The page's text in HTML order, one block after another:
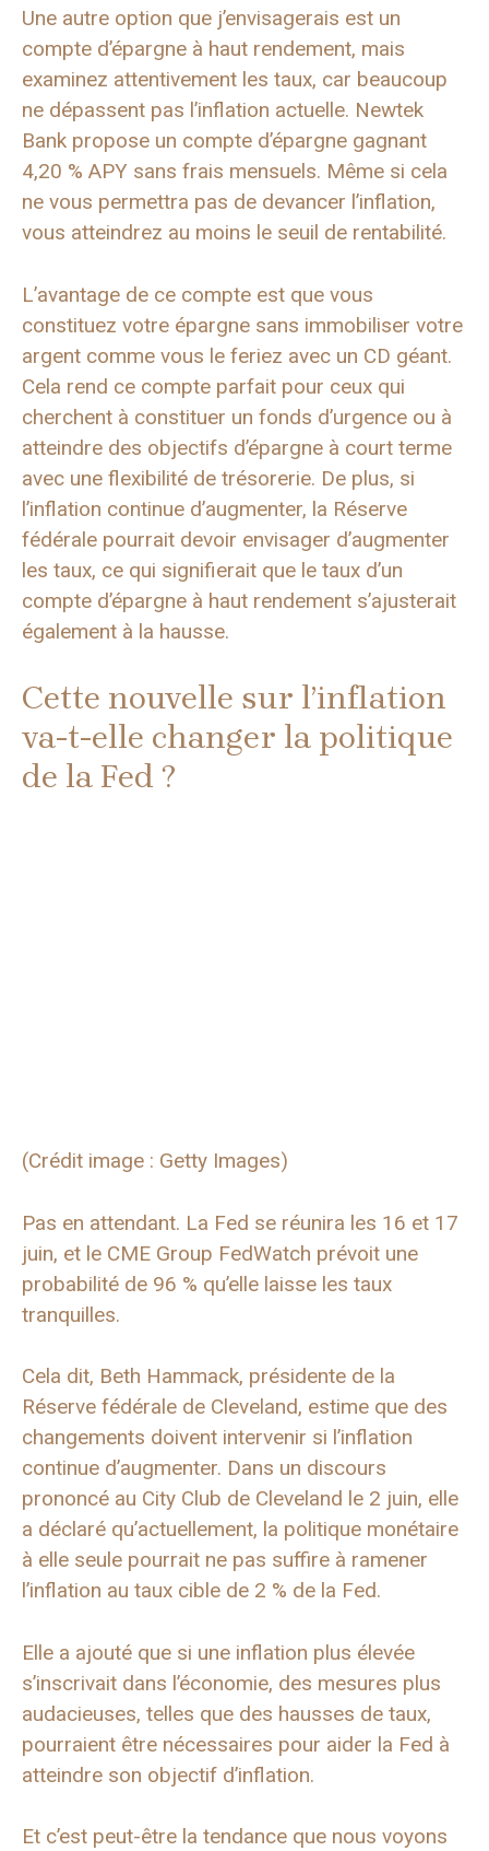
Une autre option que j’envisagerais est un
compte d’épargne à haut rendement, mais
examinez attentivement les taux, car beaucoup
ne dépassent pas l’inflation actuelle. Newtek
Bank propose un compte d’épargne gagnant
4,20 % APY sans frais mensuels. Même si cela
ne vous permettra pas de devancer l’inflation,
vous atteindrez au moins le seuil de rentabilité.
L’avantage de ce compte est que vous
constituez votre épargne sans immobiliser votre
argent comme vous le feriez avec un CD géant.
Cela rend ce compte parfait pour ceux qui
cherchent à constituer un fonds d’urgence ou à
atteindre des objectifs d’épargne à court terme
avec une flexibilité de trésorerie. De plus, si
l’inflation continue d’augmenter, la Réserve
fédérale pourrait devoir envisager d’augmenter
les taux, ce qui signifierait que le taux d’un
compte d’épargne à haut rendement s’ajusterait
également à la hausse.
Cette nouvelle sur l’inflation
va-t-elle changer la politique
de la Fed ?
(Crédit image : Getty Images)
Pas en attendant. La Fed se réunira les 16 et 17
juin, et le CME Group FedWatch prévoit une
probabilité de 96 % qu’elle laisse les taux
tranquilles.
Cela dit, Beth Hammack, présidente de la
Réserve fédérale de Cleveland, estime que des
changements doivent intervenir si l’inflation
continue d’augmenter. Dans un discours
prononcé au City Club de Cleveland le 2 juin, elle
a déclaré qu’actuellement, la politique monétaire
à elle seule pourrait ne pas suffire à ramener
l’inflation au taux cible de 2 % de la Fed.
Elle a ajouté que si une inflation plus élevée
s’inscrivait dans l’économie, des mesures plus
audacieuses, telles que des hausses de taux,
pourraient être nécessaires pour aider la Fed à
atteindre son objectif d’inflation.
Et c’est peut-être la tendance que nous voyons